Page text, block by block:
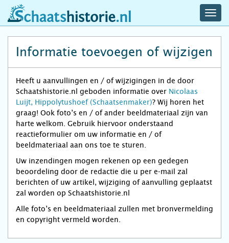
schaatshistorie.nl
Informatie toevoegen of wijzigen
Heeft u aanvullingen en / of wijzigingen in de door
Schaatshistorie.nl geboden informatie over Nicolaas
Luijt, Hippolytushoef (Schaatsenmaker)? Wij horen het
graag! Ook foto’s en / of ander beeldmateriaal zijn van
harte welkom. Gebruik hiervoor onderstaand
reactieformulier om uw informatie en / of
beeldmateriaal aan ons toe te sturen.
Uw inzendingen mogen rekenen op een gedegen
beoordeling door de redactie die u per e-mail zal
berichten of uw artikel, wijziging of aanvulling geplaatst
zal worden op Schaatshistorie.nl
Alle foto’s en beeldmateriaal zullen met bronvermelding
en copyright vermeld worden.